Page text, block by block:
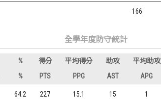
166
全學年度防守統計
% 得分 平均得分 助攻 平均助攻
% PTS PPG AST APG
64.2 227 15.1 15 1